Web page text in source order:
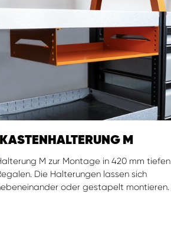
KASTENHALTERUNG M
M zur Montage in 420 mm tiefen
Die Halterungen lassen sich
oder gestapelt montieren.